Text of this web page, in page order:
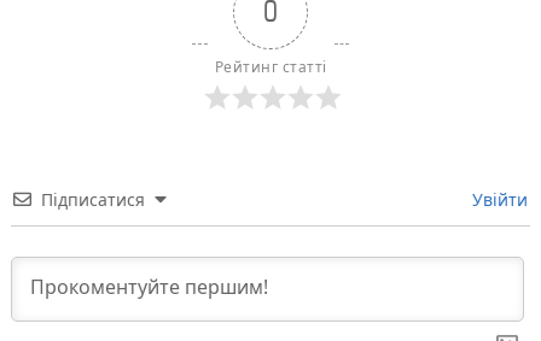
0
Рейтинг статті
Підписатися Увійти